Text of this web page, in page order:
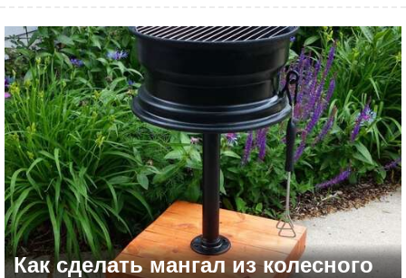
+1
Как сделать мангал из колесного